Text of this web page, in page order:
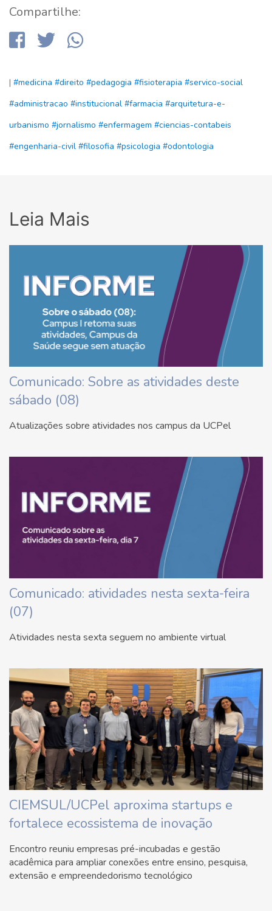
Compartilhe:
| #medicina #direito #pedagogia #fisioterapia #servico-social
#administracao #institucional #farmacia #arquitetura-e-
urbanismo #jornalismo #enfermagem #ciencias-contabeis
#engenharia-civil #filosofia #psicologia #odontologia
Leia Mais
Comunicado: Sobre as atividades deste
sábado (08)
Atualizações sobre atividades nos campus da UCPel
Comunicado: atividades nesta sexta-feira
(07)
Atividades nesta sexta seguem no ambiente virtual
CIEMSUL/UCPel aproxima startups e
fortalece ecossistema de inovação
Encontro reuniu empresas pré-incubadas e gestão
acadêmica para ampliar conexões entre ensino, pesquisa,
extensão e empreendedorismo tecnológico